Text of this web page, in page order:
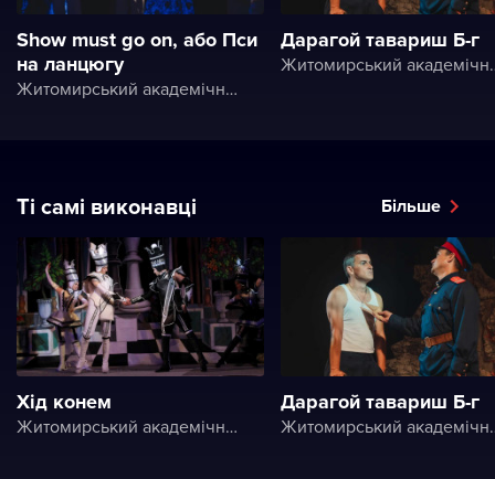
Show must go on, або Пси
на ланцюгу
Житомирський академічний український музично-драматичний театр ім. І. Кочерги
Дарагой тавариш Б-г
Житомирський
Ті самі виконавці Більше
Хід конем
Житомирський академічний український музично-драматичний театр ім. І. Кочерги
Дарагой тавариш Б-г
Житомирський